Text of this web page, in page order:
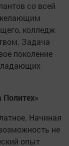
со всей
колледж
Задача
поколение
Начиная
не
опыт